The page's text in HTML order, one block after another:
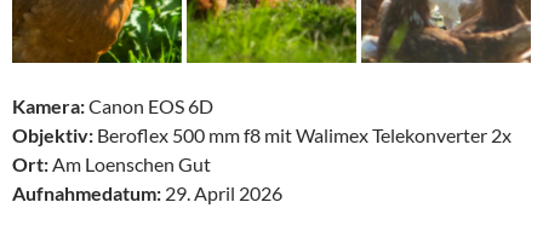
Kamera:Canon EOS 6D
Objektiv: Beroflex 500 mm f8 mit Walimex Telekonverter 2x
Ort:Am Loenschen Gut
Aufnahmedatum: 29. April 2026